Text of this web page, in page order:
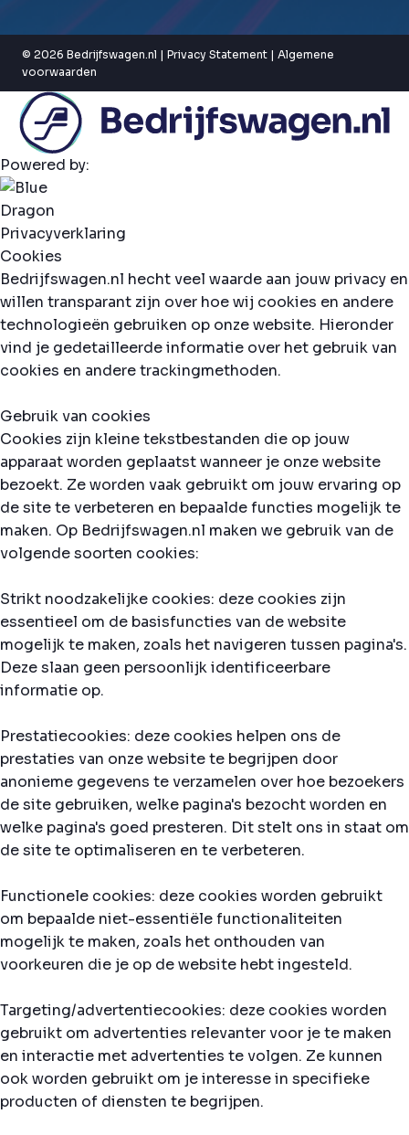
© 2026 Bedrijfswagen.nl | Privacy Statement | Algemene
voorwaarden
Powered by:
Privacyverklaring
Cookies
Bedrijfswagen.nl hecht veel waarde aan jouw privacy en
willen transparant zijn over hoe wij cookies en andere
technologieën gebruiken op onze website. Hieronder
vind je gedetailleerde informatie over het gebruik van
cookies en andere trackingmethoden.
Gebruik van cookies
Cookies zijn kleine tekstbestanden die op jouw
apparaat worden geplaatst wanneer je onze website
bezoekt. Ze worden vaak gebruikt om jouw ervaring op
de site te verbeteren en bepaalde functies mogelijk te
maken. Op Bedrijfswagen.nl maken we gebruik van de
volgende soorten cookies:
Strikt noodzakelijke cookies: deze cookies zijn
essentieel om de basisfuncties van de website
mogelijk te maken, zoals het navigeren tussen pagina's.
Deze slaan geen persoonlijk identificeerbare
informatie op.
Prestatiecookies: deze cookies helpen ons de
prestaties van onze website te begrijpen door
anonieme gegevens te verzamelen over hoe bezoekers
de site gebruiken, welke pagina's bezocht worden en
welke pagina's goed presteren. Dit stelt ons in staat om
de site te optimaliseren en te verbeteren.
Functionele cookies: deze cookies worden gebruikt
om bepaalde niet-essentiële functionaliteiten
mogelijk te maken, zoals het onthouden van
voorkeuren die je op de website hebt ingesteld.
Targeting/advertentiecookies: deze cookies worden
gebruikt om advertenties relevanter voor je te maken
en interactie met advertenties te volgen. Ze kunnen
ook worden gebruikt om je interesse in specifieke
producten of diensten te begrijpen.